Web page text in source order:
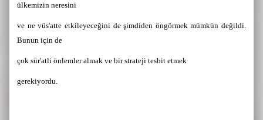
ülkemizin neresini
ve ne vüs'atte etkileyeceğini de şimdiden öngörmek mümkün değildi.
Bunun için de
çok sür'atli önlemler almak ve bir strateji tesbit etmek
gerekiyordu.